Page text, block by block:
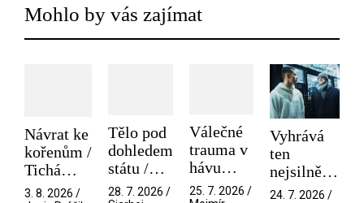
Mohlo by vás zajímat
Návrat ke
kořenům /
Tichá
přítelkyně
3. 8. 2026 /
Tělo pod
dohledem
státu /
Pramen
28. 7. 2026 /
Válečné
trauma v
hávu
spektáklu
25. 7. 2026 /
Vyhrává
ten
nejsilnější
/ V nitru
24. 7. 2026 /